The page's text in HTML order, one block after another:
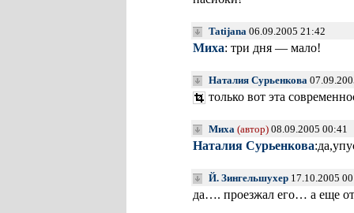
Tatijana 06.09.2005 21:42
Миха: три дня — мало!
Наталия Сурьенкова
только вот эта
Миха (автор) 08.09.2005 00:41
Наталия Сурьенкова
Й. Зингельшухер 17.10.2005
да…. проезжал его… а еще